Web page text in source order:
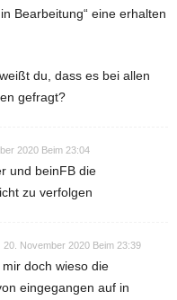
Bearbeitung“ eine erhalten
du, dass es bei allen
gefragt?
2020 Beim 23:04
und beinFB die
zu verfolgen
20. November 2020 Beim 23:39
doch wieso die
eingegangen auf in